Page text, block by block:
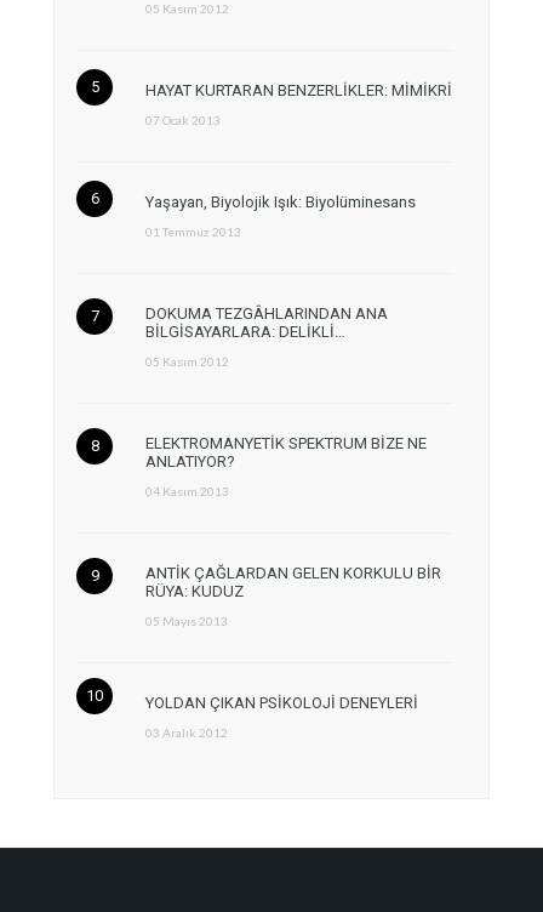
05 Kasım 2012
HAYAT KURTARAN BENZERLİKLER: MİMİKRİ
07 Ocak 2013
Yaşayan, Biyolojik Işık: Biyolüminesans
01 Temmuz 2013
DOKUMA TEZGÂHLARINDAN ANA
BİLGİSAYARLARA: DELİKLİ…
05 Kasım 2012
ELEKTROMANYETİK SPEKTRUM BİZE NE
ANLATIYOR?
04 Kasım 2013
ANTİK ÇAĞLARDAN GELEN KORKULU BİR
RÜYA: KUDUZ
05 Mayıs 2013
YOLDAN ÇIKAN PSİKOLOJİ DENEYLERİ
03 Aralık 2012